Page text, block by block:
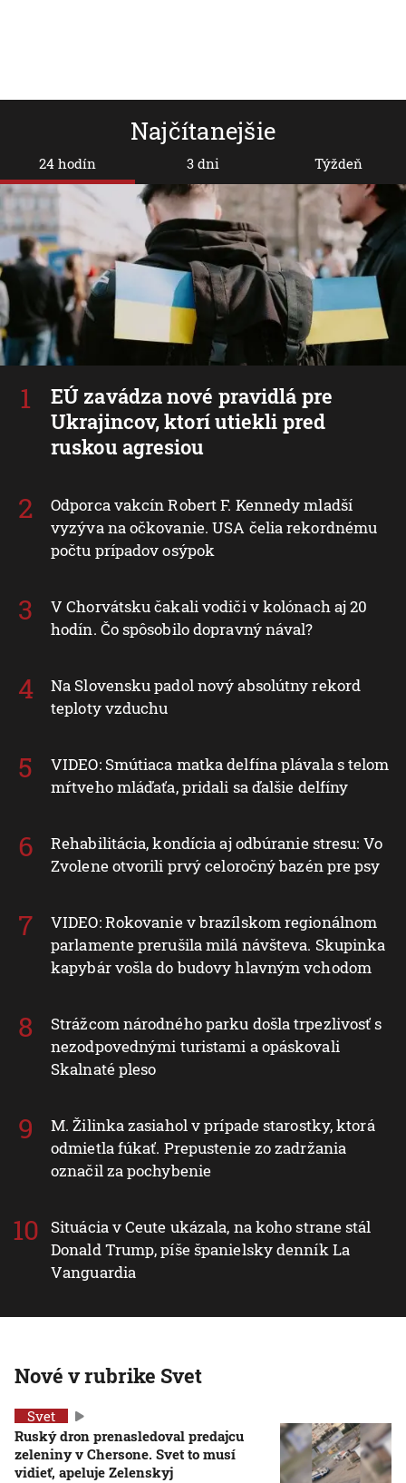
Najčítanejšie
24 hodín
EÚ zavádza nové pravidlá pre
Ukrajincov, ktorí utiekli pred
ruskou agresiou
Odporca vakcín Robert F. Kennedy mladší
vyzýva na očkovanie. USA čelia rekordnému
počtu prípadov osýpok
V Chorvátsku čakali vodiči v kolónach aj 20
hodín. Čo spôsobilo dopravný nával?
Na Slovensku padol nový absolútny rekord
teploty vzduchu
VIDEO: Smútiaca matka delfína plávala s telom
mŕtveho mláďaťa, pridali sa ďalšie delfíny
Rehabilitácia, kondícia aj odbúranie stresu: Vo
Zvolene otvorili prvý celoročný bazén pre psy
VIDEO: Rokovanie v brazílskom regionálnom
parlamente prerušila milá návšteva. Skupinka
kapybár vošla do budovy hlavným vchodom
Strážcom národného parku došla trpezlivosť s
nezodpovednými turistami a opáskovali
Skalnaté pleso
M. Žilinka zasiahol v prípade starostky, ktorá
odmietla fúkať. Prepustenie zo zadržania
označil za pochybenie
Situácia v Ceute ukázala, na koho strane stál
Donald Trump, píše španielsky denník La
Vanguardia
3 dni Týždeň
Nové v rubrike Svet
Svet
Ruský dron prenasledoval predajcu
zeleniny v Chersone. Svet to musí
vidieť, apeluje Zelenskyj